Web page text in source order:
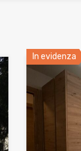
In evidenza